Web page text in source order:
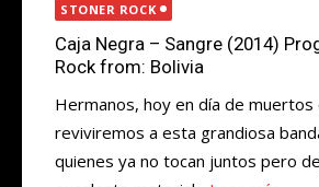
STONER ROCK
Caja Negra – Sangre (2014)
Rock from: Bolivia
Hermanos, hoy en día de muertos
reviviremos a esta grandiosa
quienes ya no tocan juntos pero